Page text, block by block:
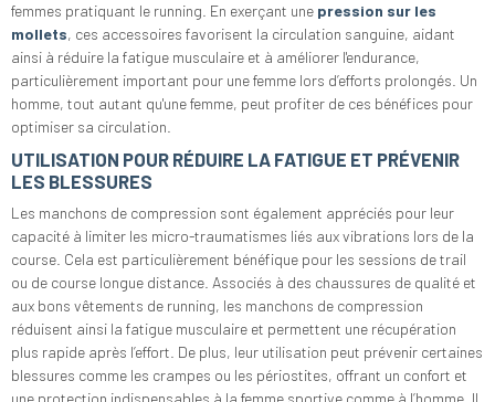
femmes pratiquant le running. En exerçant une pression sur les
mollets, ces accessoires favorisent la circulation sanguine, aidant
ainsi à réduire la fatigue musculaire et à améliorer l'endurance,
particulièrement important pour une femme lors d’efforts prolongés. Un
homme, tout autant qu'une femme, peut profiter de ces bénéfices pour
optimiser sa circulation.
UTILISATION POUR RÉDUIRE LA FATIGUE ET PRÉVENIR
LES BLESSURES
Les manchons de compression sont également appréciés pour leur
capacité à limiter les micro-traumatismes liés aux vibrations lors de la
course. Cela est particulièrement bénéfique pour les sessions de trail
ou de course longue distance. Associés à des chaussures de qualité et
aux bons vêtements de running, les manchons de compression
réduisent ainsi la fatigue musculaire et permettent une récupération
plus rapide après l’effort. De plus, leur utilisation peut prévenir certaines
blessures comme les crampes ou les périostites, offrant un confort et
une protection indispensables à la femme sportive comme à l’homme. Il